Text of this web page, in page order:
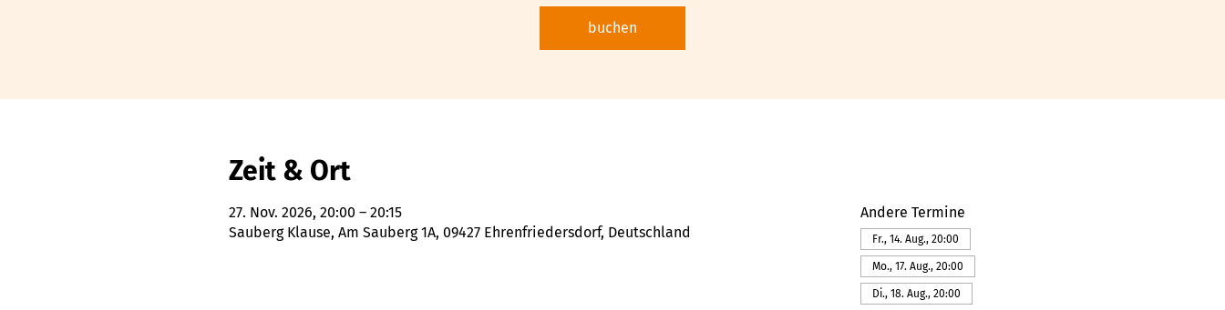
buchen
Zeit & Ort
27. Nov. 2026, 20:00 – 20:15
Sauberg Klause, Am Sauberg 1A, 09427 Ehrenfriedersdorf, Deutschland
Andere Termine
Fr., 14. Aug., 20:00
Mo., 17. Aug., 20:00
Di., 18. Aug., 20:00